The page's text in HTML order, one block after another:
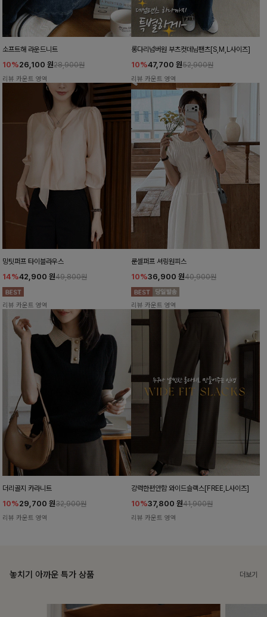
소프트해 라운드니트
10%26,100 원28,900원
리뷰 카운트 영역
롱다리넘버원 부츠컷데님팬츠[S,M,L사이즈]
10%47,700 원52,900원
리뷰 카운트 영역
밍팃퍼프 타이블라우스
14%42,900 원49,800원
리뷰 카운트 영역
룬셀퍼프 셔링원피스
10%36,900 원40,900원
리뷰 카운트 영역
더리골지 카라니트
10%29,700 원32,900원
리뷰 카운트 영역
강력한편안함 와이드슬랙스[FREE,L사이즈]
10%37,800 원41,900원
리뷰 카운트 영역
놓치기 아까운 특가 상품 더보기